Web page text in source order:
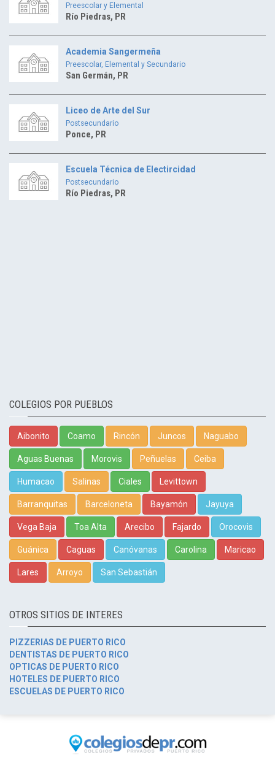
Preescolar y Elemental
Río Piedras, PR
Academia Sangermeña
Preescolar, Elemental y Secundario
San Germán, PR
Liceo de Arte del Sur
Postsecundario
Ponce, PR
Escuela Técnica de Electircidad
Postsecundario
Río Piedras, PR
COLEGIOS POR PUEBLOS
Aibonito Coamo Rincón Juncos Naguabo
Aguas Buenas Morovis Peñuelas Ceiba
Humacao Salinas Ciales Levittown
Barranquitas Barceloneta Bayamón Jayuya
Vega Baja Toa Alta Arecibo Fajardo Orocovis
Guánica Caguas Canóvanas Carolina Maricao
Lares Arroyo San Sebastián
OTROS SITIOS DE INTERES
PIZZERIAS DE PUERTO RICO
DENTISTAS DE PUERTO RICO
OPTICAS DE PUERTO RICO
HOTELES DE PUERTO RICO
ESCUELAS DE PUERTO RICO